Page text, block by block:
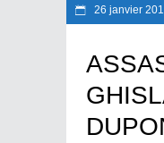
26 janvier